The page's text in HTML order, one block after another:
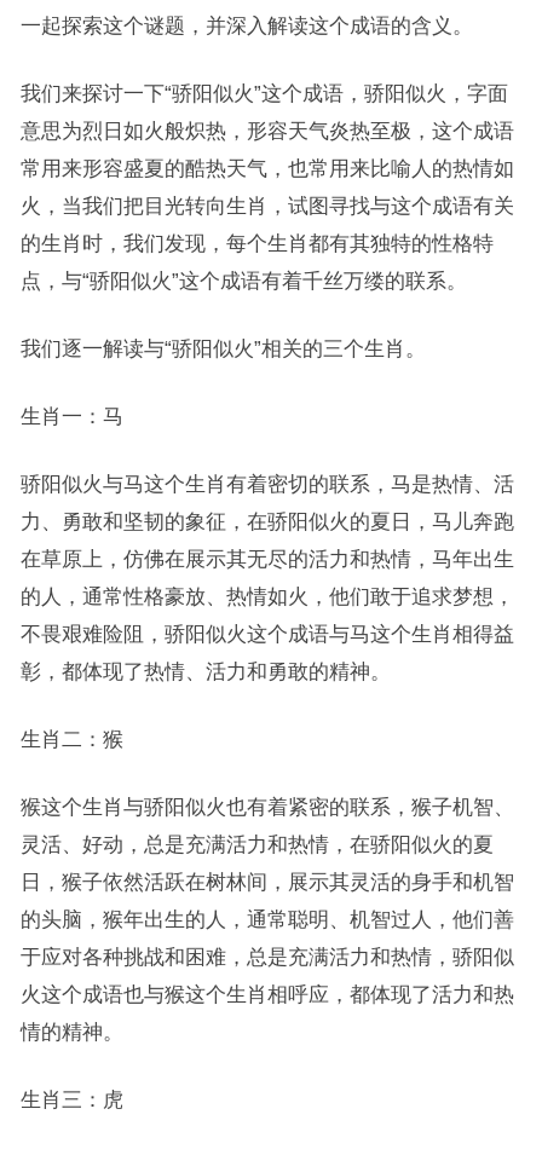
一起探索这个谜题，并深入解读这个成语的含义。
我们来探讨一下“骄阳似火”这个成语，骄阳似火，字面
意思为烈日如火般炽热，形容天气炎热至极，这个成语
常用来形容盛夏的酷热天气，也常用来比喻人的热情如
火，当我们把目光转向生肖，试图寻找与这个成语有关
的生肖时，我们发现，每个生肖都有其独特的性格特
点，与“骄阳似火”这个成语有着千丝万缕的联系。
我们逐一解读与“骄阳似火”相关的三个生肖。
生肖一：马
骄阳似火与马这个生肖有着密切的联系，马是热情、活
力、勇敢和坚韧的象征，在骄阳似火的夏日，马儿奔跑
在草原上，仿佛在展示其无尽的活力和热情，马年出生
的人，通常性格豪放、热情如火，他们敢于追求梦想，
不畏艰难险阻，骄阳似火这个成语与马这个生肖相得益
彰，都体现了热情、活力和勇敢的精神。
生肖二：猴
猴这个生肖与骄阳似火也有着紧密的联系，猴子机智、
灵活、好动，总是充满活力和热情，在骄阳似火的夏
日，猴子依然活跃在树林间，展示其灵活的身手和机智
的头脑，猴年出生的人，通常聪明、机智过人，他们善
于应对各种挑战和困难，总是充满活力和热情，骄阳似
火这个成语也与猴这个生肖相呼应，都体现了活力和热
情的精神。
生肖三：虎